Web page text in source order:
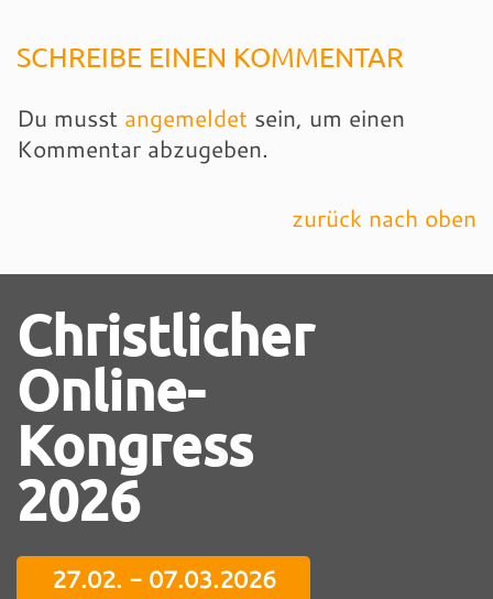
SCHREIBE EINEN KOMMENTAR
Du musst angemeldet sein, um einen
Kommentar abzugeben.
zurück nach oben
Christlicher
Online-
Kongress
2026
27.02. - 07.03.2026